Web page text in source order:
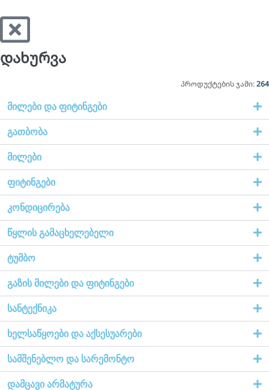
დახურვა
პროდუქტების ჯამი:264
მილები და ფიტინგები
გათბობა
მილები
ფიტინგები
კონდიცირება
წყლის გამაცხელებელი
ტუმბო
გაზის მილები და ფიტინგები
სანტექნიკა
ხელსაწყოები და აქსესუარები
სამშენებლო და სარემონტო
დამცავი არმატურა